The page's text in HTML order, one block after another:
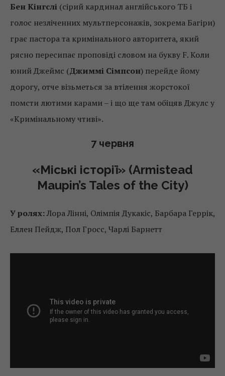
Бен Кінгслі (сірий кардинал англійського ТБ і
голос незліченних мультперсонажів, зокрема Багіри)
грає пастора та кримінального авторитета, який
рясно пересипає проповіді словом на букву F. Коли
юний Джеймс (Джиммі Сімпсон) перейде йому
дорогу, отче візьметься за втілення жорстокої
помсти лютими карами – і що ще там обіцяв Джулс у
«Кримінальному чтиві».
7 червня
«Міські історії» (Armistead
Maupin’s Tales of the City)
У ролях:Лора Лінні, Олімпія Дукакіс, Барбара Геррік,
Еллен Пейдж, Пол Гросс, Чарлі Барнетт